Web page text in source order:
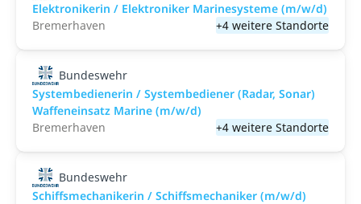
Elektronikerin / Elektroniker Marinesysteme (m/w/d)
Bremerhaven
+4 weitere Standorte
Bundeswehr
Systembedienerin / Systembediener (Radar, Sonar)
Waffeneinsatz Marine (m/w/d)
Bremerhaven
+4 weitere Standorte
Bundeswehr
Schiffsmechanikerin / Schiffsmechaniker (m/w/d)